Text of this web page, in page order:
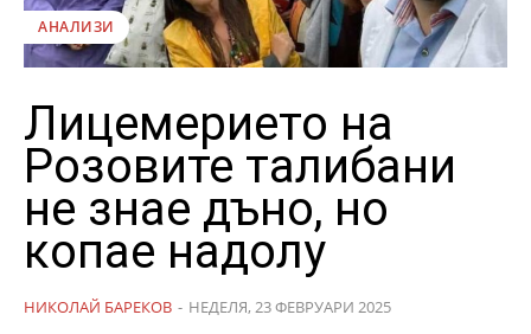
АНАЛИЗИ
Лицемерието на
Розовите талибани
не знае дъно, но
копае надолу
НИКОЛАЙ БАРЕКОВ - НЕДЕЛЯ, 23 ФЕВРУАРИ 2025